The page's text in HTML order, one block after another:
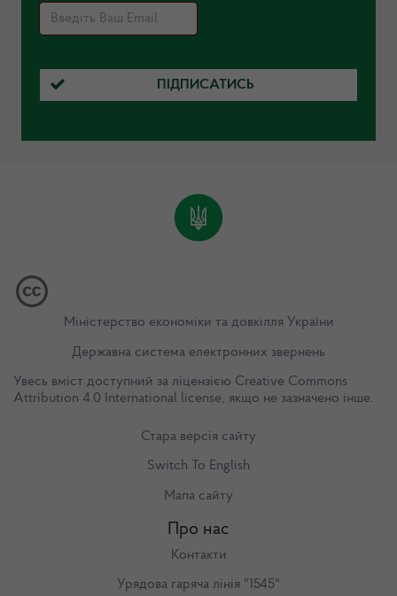
ПІДПИСАТИСЬ
Міністерство економіки та довкілля України
Державна система електронних звернень
Увесь вміст доступний за ліцензією Creative Commons
Attribution 4.0 International license, якщо не зазначено інше.
Стара версія сайту
Switch To English
Мапа сайту
Про нас
Контакти
Урядова гаряча лінія "1545"